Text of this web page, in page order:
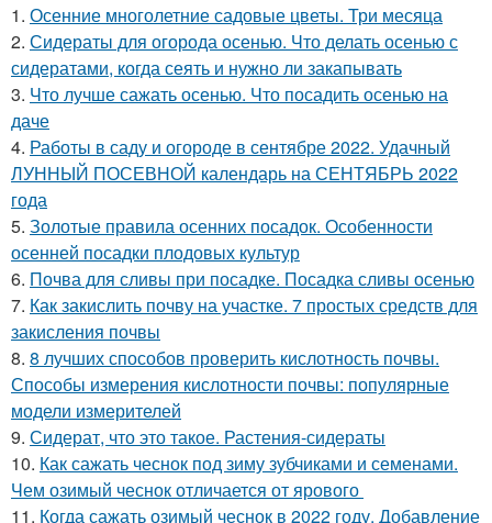
1. Осенние многолетние садовые цветы. Три месяца
2. Сидераты для огорода осенью. Что делать осенью с
сидератами, когда сеять и нужно ли закапывать
3. Что лучше сажать осенью. Что посадить осенью на
даче
4. Работы в саду и огороде в сентябре 2022. Удачный
ЛУННЫЙ ПОСЕВНОЙ календарь на СЕНТЯБРЬ 2022
года
5. Золотые правила осенних посадок. Особенности
осенней посадки плодовых культур
6. Почва для сливы при посадке. Посадка сливы осенью
7. Как закислить почву на участке. 7 простых средств для
закисления почвы
8. 8 лучших способов проверить кислотность почвы.
Способы измерения кислотности почвы: популярные
модели измерителей
9. Сидерат, что это такое. Растения-сидераты
10. Как сажать чеснок под зиму зубчиками и семенами.
Чем озимый чеснок отличается от ярового
11. Когда сажать озимый чеснок в 2022 году. Добавление